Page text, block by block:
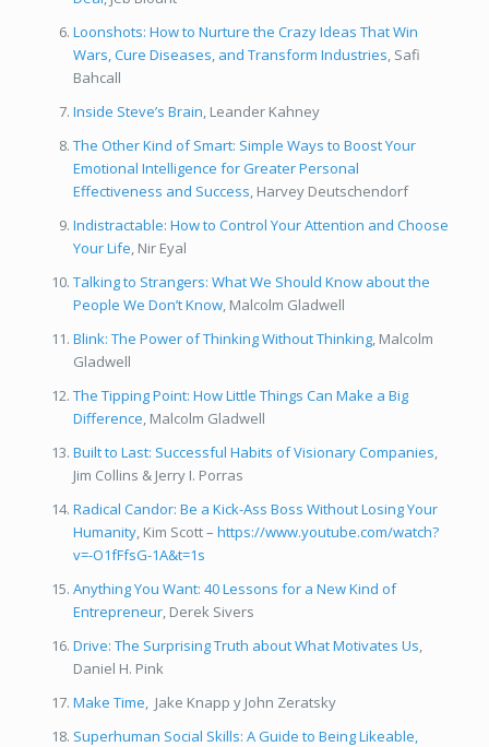
Loonshots: How to Nurture the Crazy Ideas That Win
Wars, Cure Diseases, and Transform Industries , Safi
Bahcall
Inside Steve’s Brain , Leander Kahney
The Other Kind of Smart: Simple Ways to Boost Your
Emotional Intelligence for Greater Personal
Effectiveness and Success , Harvey Deutschendorf
Indistractable: How to Control Your Attention and Choose
Your Life , Nir Eyal
Talking to Strangers: What We Should Know about the
People We Don’t Know, Malcolm Gladwell
Blink: The Power of Thinking Without Thinking, Malcolm
Gladwell
The Tipping Point: How Little Things Can Make a Big
Difference , Malcolm Gladwell
Built to Last: Successful Habits of Visionary Companies
Jim Collins & Jerry I. Porras
Radical Candor: Be a Kick-Ass Boss Without Losing Your
Humanity, Kim Scott – https://www.youtube.com/watch?
v=-O1fFfsG-1A&t=1s
Anything You Want: 40 Lessons for a New Kind of
Entrepreneur, Derek Sivers
Drive: The Surprising Truth about What Motivates Us
Daniel H. Pink
Make Time , Jake Knapp y John Zeratsky
Superhuman Social Skills: A Guide to Being Likeable,